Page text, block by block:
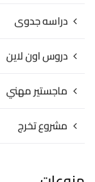
دراسه جدوى
دروس اون لاين
ماجستير مهني
مشروع تخرج